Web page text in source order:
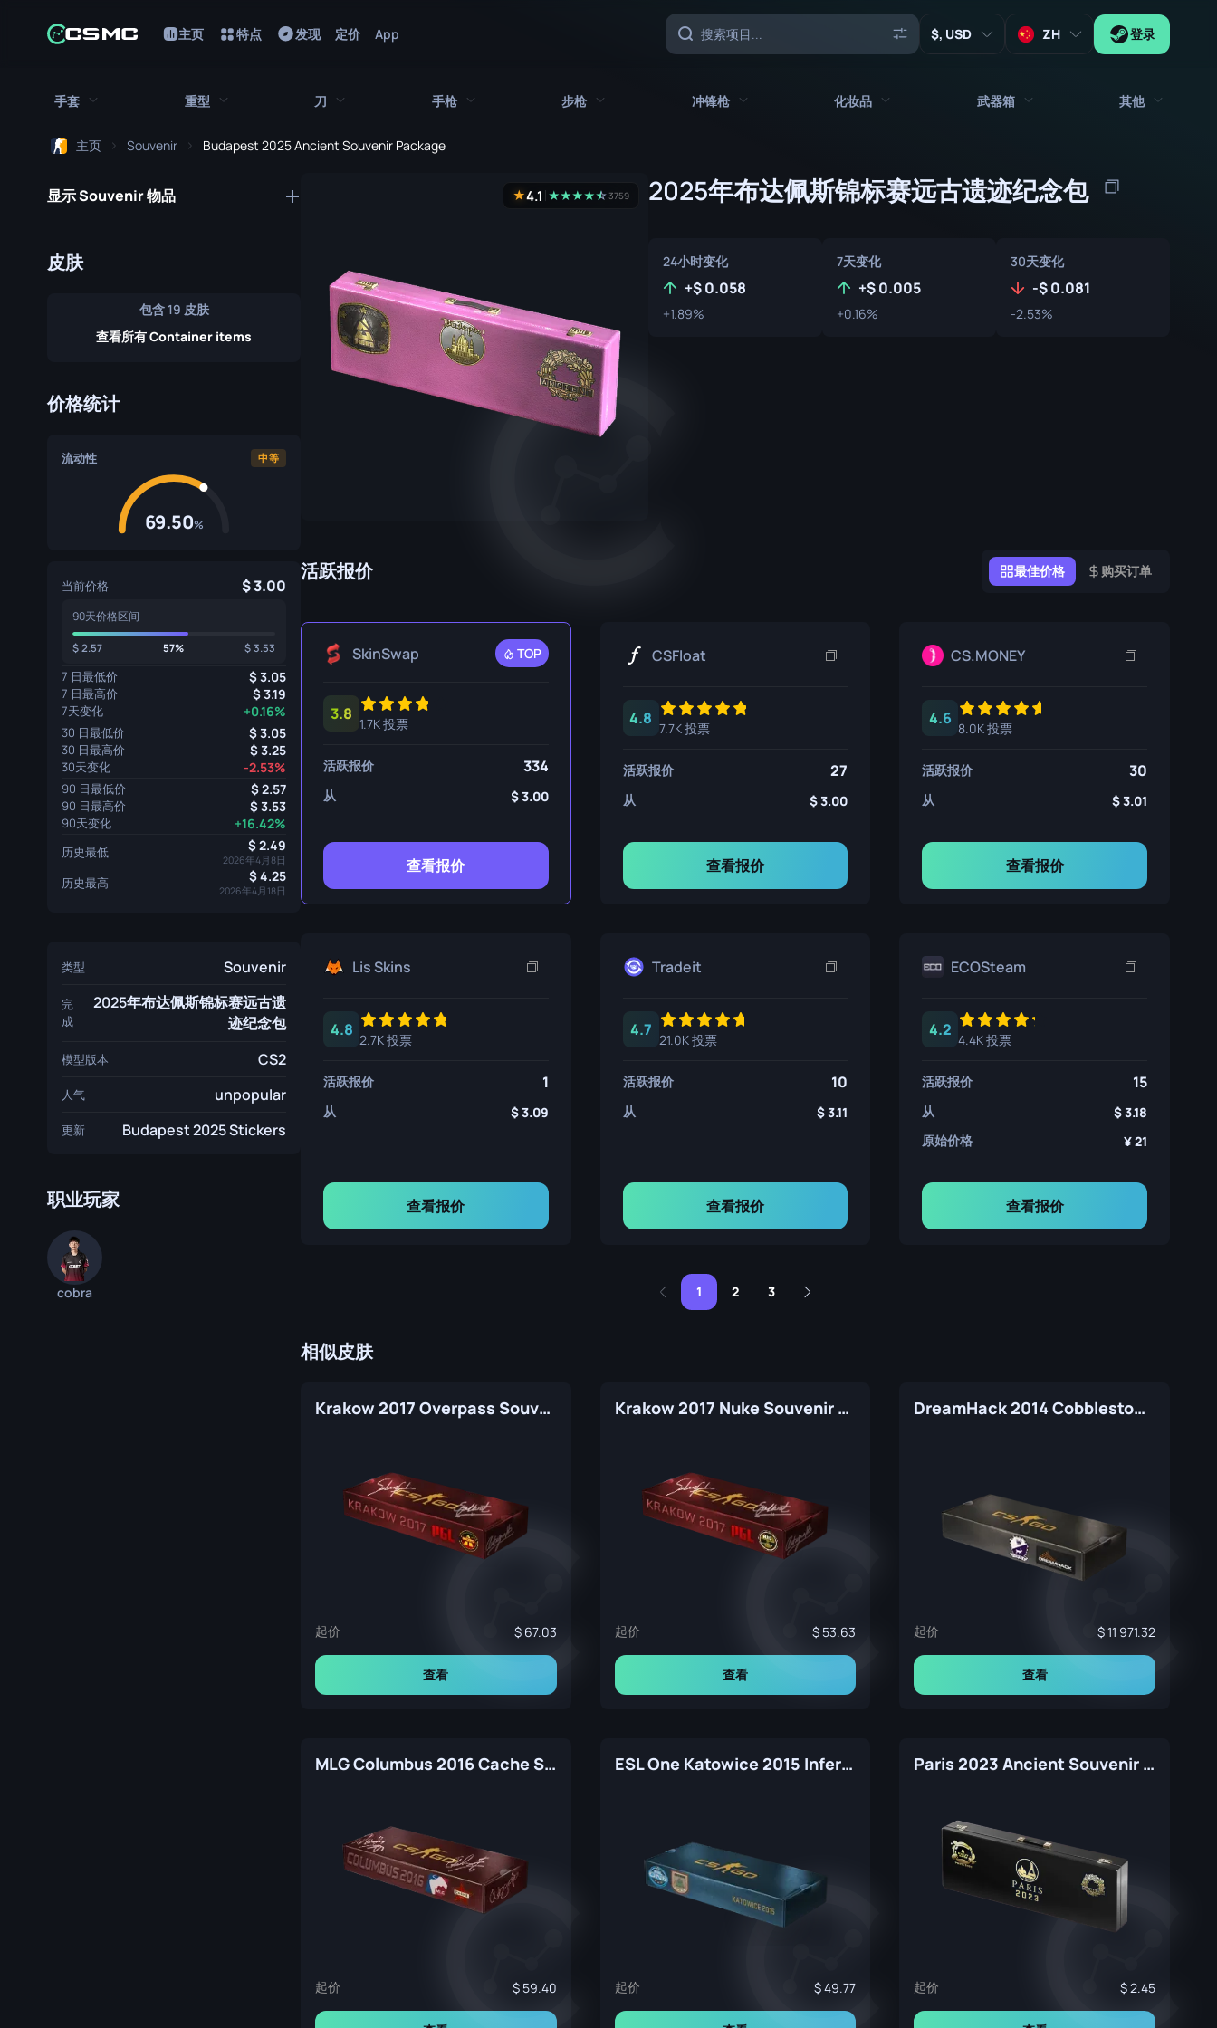
主页 特点 发现 定价 App , USD ZH 登录
手套
猎犬手套
运动手套
重型 刀
蝴蝶刀
经典刀
弯刀
翻转刀
M9 刺刀
影子匕首
熊刀
手枪
CZ75 自动
Five-SeveN
Glock-18
步枪
AK-47
G3SG1
加利尔 AR
M4A1-S
冲锋枪
MAC-10
化妆品
贴纸
涂鸦
音乐包
武器箱
箱子
签名胶囊
补丁胶囊
其他
钥匙
收藏品
Zeus x27
主页 Souvenir Budapest 2025 Ancient Souvenir Package
显示 Souvenir 物品
皮肤
包含 19 皮肤
查看所有 Container items
价格统计
流动性 中等
69.50%
当前价格 3.00
90天价格区间
2.57 57% 3.53
7 日最低价 3.05
7 日最高价 3.19
7天变化 +0.16%
30 日最低价 3.05
30 日最高价 3.25
30天变化 -2.53%
90 日最低价 2.57
90 日最高价 3.53
90天变化 +16.42%
历史最低 2.49
2026年4月8日
历史最高 4.25
2026年4月18日
类型 Souvenir
完
成
2025年布达佩斯锦标赛远古遗
迹纪念包
模型版本 CS2
人气 unpopular
更新 Budapest 2025 Stickers
职业玩家
cobra
★4.1 ★★★★★
☆3759 2025年布达佩斯锦标赛远古遗迹纪念包
24小时变化
+ 0.058
+1.89%
7天变化
+ 0.005
+0.16%
30天变化
- 0.081
-2.53%
活跃报价 最佳价格 购买订单
SkinSwap TOP
3.8
1.7K 投票
活跃报价 334
从 3.00
查看报价
CSFloat
4.8
7.7K 投票
活跃报价 27
从 3.00
查看报价
CS.MONEY
4.6
8.0K 投票
活跃报价 30
从 3.01
查看报价
Lis Skins
4.8
2.7K 投票
活跃报价 1
从 3.09
查看报价
Tradeit
4.7
21.0K 投票
活跃报价 10
从 3.11
查看报价
ECOSteam
4.2
4.4K 投票
活跃报价 15
从
3.18
原始价格
21
查看报价
1 2 3
相似皮肤
Krakow 2017 Overpass Souvenir Package
起价 67.03
查看
Krakow 2017 Nuke Souvenir Package
起价 53.63
查看
DreamHack 2014 Cobblestone Souvenir Package
起价 11 971.32
查看
MLG Columbus 2016 Cache Souvenir Package
起价 59.40
ESL One Katowice 2015 Inferno Souvenir Package
起价 49.77
Paris 2023 Ancient Souvenir Package
起价 2.45